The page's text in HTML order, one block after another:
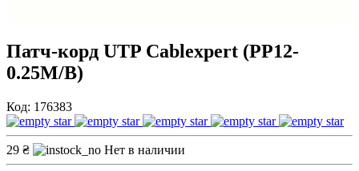
Патч-корд UTP Cablexpert (PP12-
0.25M/B)
Код: 176383
29 ₴ Нет в наличии